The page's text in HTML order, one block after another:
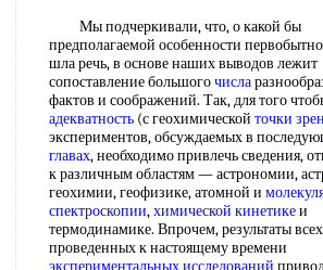
Мы подчеркивали, что, о какой бы
предполагаемой особенности
шла речь, в основе наших выводов лежит
сопоставление большогочисла
фактов и соображений. Так, для того
адекватность (с геохимической точки
экспериментов, обсуждаемых в
главах, необходимо привлечь сведения,
к различным областям — астрономии,
геохимии, геофизике, атомной и
спектроскопии,химической кинетикеи
термодинамике. Впрочем, результаты всех
проведенных к настоящему времени
экспериментальных исследований